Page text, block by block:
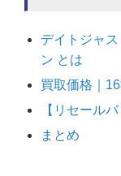
デイトジャ
ン とは
買取価格｜
【リセール
まとめ